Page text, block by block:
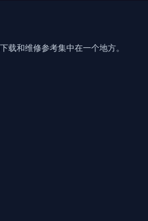
载和维修参考集中在一个地方。